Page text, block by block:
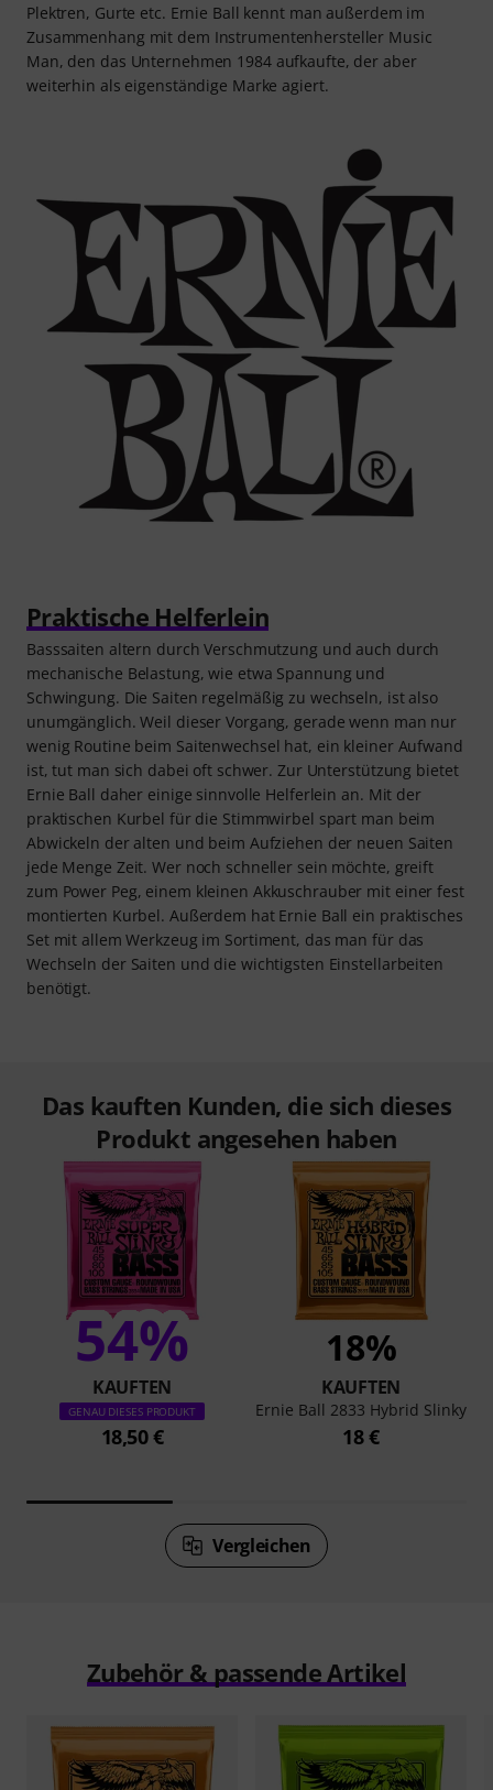
Plektren, Gurte etc. Ernie Ball kennt man außerdem im
Zusammenhang mit dem Instrumentenhersteller Music
Man, den das Unternehmen 1984 aufkaufte, der aber
weiterhin als eigenständige Marke agiert.
Praktische Helferlein
Basssaiten altern durch Verschmutzung und auch durch
mechanische Belastung, wie etwa Spannung und
Schwingung. Die Saiten regelmäßig zu wechseln, ist also
unumgänglich. Weil dieser Vorgang, gerade wenn man nur
wenig Routine beim Saitenwechsel hat, ein kleiner Aufwand
ist, tut man sich dabei oft schwer. Zur Unterstützung bietet
Ernie Ball daher einige sinnvolle Helferlein an. Mit der
praktischen Kurbel für die Stimmwirbel spart man beim
Abwickeln der alten und beim Aufziehen der neuen Saiten
jede Menge Zeit. Wer noch schneller sein möchte, greift
zum Power Peg, einem kleinen Akkuschrauber mit einer fest
montierten Kurbel. Außerdem hat Ernie Ball ein praktisches
Set mit allem Werkzeug im Sortiment, das man für das
Wechseln der Saiten und die wichtigsten Einstellarbeiten
benötigt.
Das kauften Kunden, die sich dieses
Produkt angesehen haben
54%
KAUFTEN
GENAU DIESES PRODUKT
18,50 €
18%
KAUFTEN
Ernie Ball 2833 Hybrid Slinky
18 €
Vergleichen
Zubehör & passende Artikel